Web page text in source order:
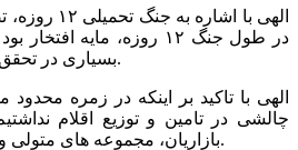
الهی با
در طول جنگ ۱۲ روزه، مایه
بسیاری در تحقق تامین و توزیع اقلام داشتند.
الهی با تاکید بر اینکه در زمره محدود
چالشی در تامین و توزیع اقلام
بازاریان، مجموعه های متولی و همراه شایسته تقدیر است.